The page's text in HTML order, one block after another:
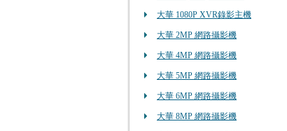
大華 1080P XVR錄影主機
大華 2MP 網路攝影機
大華 4MP 網路攝影機
大華 5MP 網路攝影機
大華 6MP 網路攝影機
大華 8MP 網路攝影機